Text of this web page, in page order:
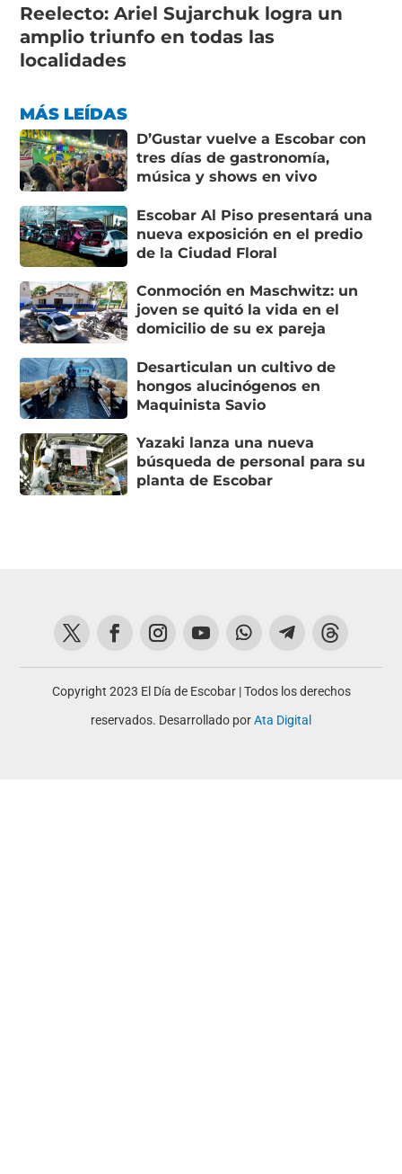
Reelecto: Ariel Sujarchuk logra un
amplio triunfo en todas las
localidades
MÁS LEÍDAS
D’Gustar vuelve a Escobar con
tres días de gastronomía,
música y shows en vivo
Escobar Al Piso presentará una
nueva exposición en el predio
de la Ciudad Floral
Conmoción en Maschwitz: un
joven se quitó la vida en el
domicilio de su ex pareja
Desarticulan un cultivo de
hongos alucinógenos en
Maquinista Savio
Yazaki lanza una nueva
búsqueda de personal para su
planta de Escobar
Copyright 2023 El Día de Escobar | Todos los derechos
reservados. Desarrollado porAta Digital